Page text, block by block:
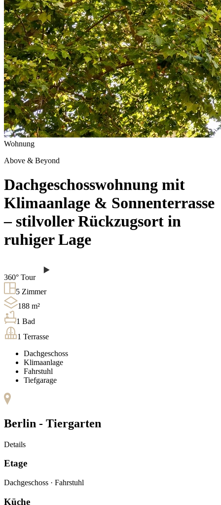
Wohnung
Above & Beyond
Dachgeschosswohnung mit
Klimaanlage & Sonnenterrasse
– stilvoller Rückzugsort in
ruhiger Lage
360° Tour
5 Zimmer
188 m²
1 Bad
1 Terrasse
Dachgeschoss
Klimaanlage
Fahrstuhl
Tiefgarage
Berlin - Tiergarten
Details
Etage
Dachgeschoss · Fahrstuhl
Küche